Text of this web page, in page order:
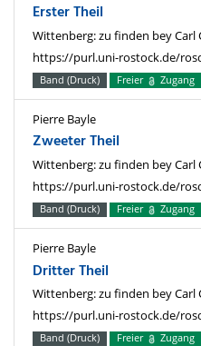
Erster Theil
Wittenberg: zu finden bey Carl
https://purl.uni-rostock.de/
Band (Druck) Freier Zugang
Pierre Bayle
Zweeter Theil
Wittenberg: zu finden bey Carl
https://purl.uni-rostock.de/
Band (Druck) Freier Zugang
Pierre Bayle
Dritter Theil
Wittenberg: zu finden bey Carl
https://purl.uni-rostock.de/
Band (Druck) Freier Zugang